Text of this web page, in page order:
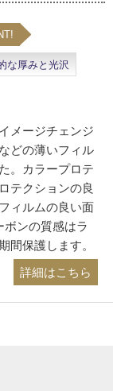
な厚みと光沢
メージチェンジ
どの薄いフィル
。カラープロテ
テクションの良
ィルムの良い面
ボンの質感はラ
間保護します。
詳細はこちら